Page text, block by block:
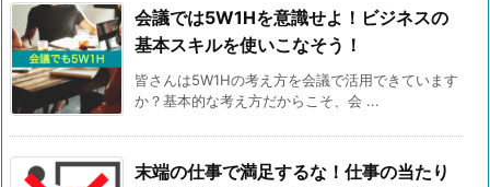
会議では5W1Hを意識せよ！ビジネスの
基本スキルを使いこなそう！
皆さんは5W1Hの考え方を会議で活用できています
か？基本的な考え方だからこそ、会 ...
末端の仕事で満足するな！仕事の当たり